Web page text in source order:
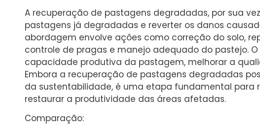
A recuperação de pastagens degradadas, por sua
pastagens já degradadas e reverter os danos
abordagem envolve ações como correção do solo,
controle de pragas e manejo adequado do pastejo.
capacidade produtiva da pastagem, melhorar a
Embora a recuperação de pastagens degradadas
da sustentabilidade, é uma etapa fundamental para
restaurar a produtividade das áreas afetadas.
Comparação: